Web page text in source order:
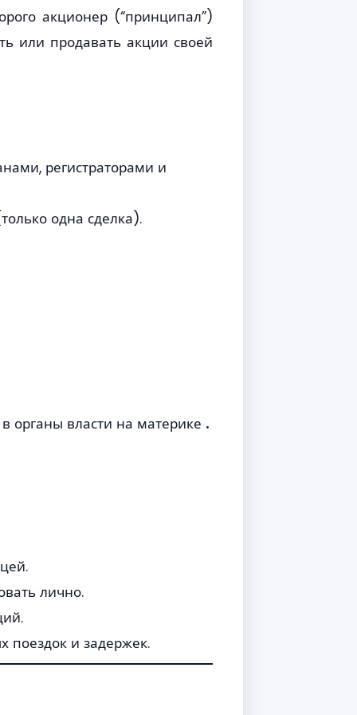
акционер (“принципал”)
или продавать акции своей
регистраторами и
одна сделка).
органы власти на материке .
лично.
поездок и задержек.